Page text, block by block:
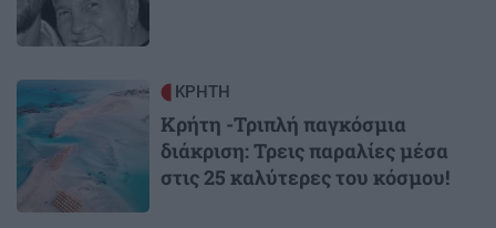
Image ΚΡΗΤΗ
Κρήτη -Τριπλή παγκόσμια
διάκριση: Τρεις παραλίες μέσα
στις 25 καλύτερες του κόσμου!